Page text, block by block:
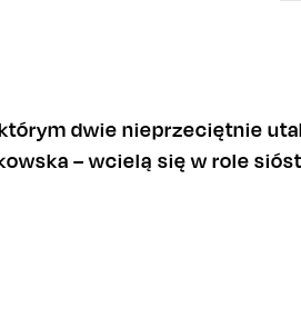
dwie nieprzeciętnie
– wcielą się w role